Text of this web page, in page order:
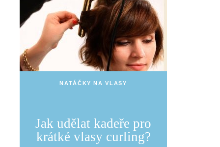
NATÁČKY NA VLASY
Jak udělat kadeře pro
krátké vlasy curling?